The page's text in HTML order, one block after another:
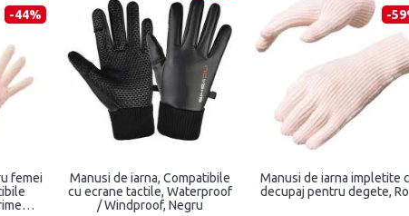
-44%
femei
Manusi de iarna, Compatibile
cu ecrane tactile, Waterproof
/ Windproof, Negru
Manusi de iarna
decupaj pentru degete,